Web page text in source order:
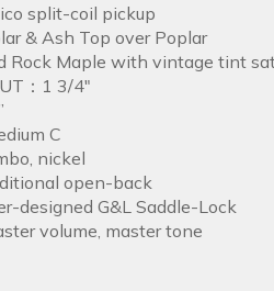
split-coil pickup
& Ash Top over Poplar
Rock Maple with vintage tint
：1 3/4"
C
nickel
open-back
designed G&L Saddle-Lock
volume, master tone